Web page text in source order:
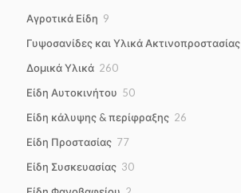
Αγροτικά Είδη 9
Γυψοσανίδες και Υλικά Ακτινοπροστασίας
Δομικά Υλικά 260260
Είδη Αυτοκινήτου 5050
Είδη κάλυψης & περίφραξης 26
Είδη Προστασίας 7777
Είδη Συσκευασίας 3030